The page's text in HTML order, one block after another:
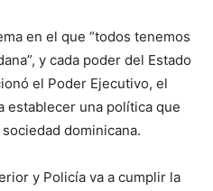
en el que “todos tenemos
y cada poder del Estado
el Poder Ejecutivo, el
establecer una política que
dominicana.
y Policía va a cumplir la